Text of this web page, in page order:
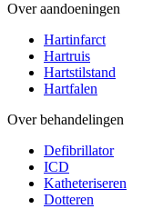
Over aandoeningen
Hartinfarct
Hartruis
Hartstilstand
Hartfalen
Over behandelingen
Defibrillator
ICD
Katheteriseren
Dotteren